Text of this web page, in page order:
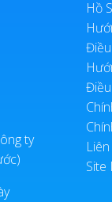
ty
Hồ
Site